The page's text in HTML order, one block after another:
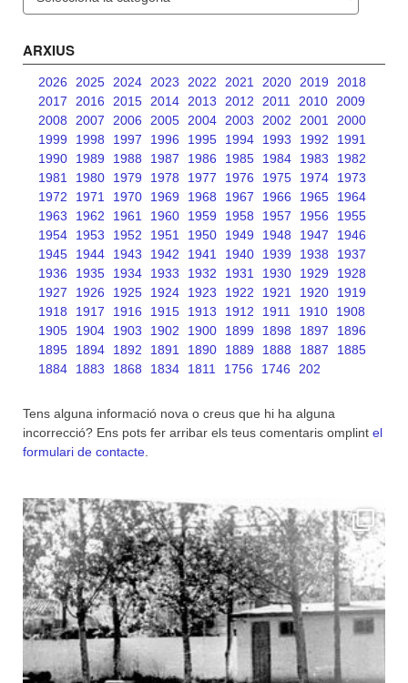
ARXIUS
2026 2025 2024 2023 2022 2021 2020 2019
2018
2017
2016 2015 2014 2013 2012 2011 2010
2009
2008
2007 2006 2005 2004 2003 2002 2001
2000
1999
1998 1997 1996 1995 1994 1993 1992
1991
1990
1989 1988 1987 1986 1985 1984 1983
1982
1981
1980 1979 1978 1977 1976 1975 1974
1973
1972
1971 1970 1969 1968 1967 1966 1965
1964
1963
1962 1961 1960 1959 1958 1957 1956
1955
1954
1953 1952 1951 1950 1949 1948 1947
1946
1945
1944 1943 1942 1941 1940 1939 1938
1937
1936
1935 1934 1933 1932 1931 1930 1929
1928
1927
1926 1925 1924 1923 1922 1921 1920
1919
1918
1917 1916 1915 1913 1912 1911 1910
1908
1905
1904 1903 1902 1900 1899 1898 1897
1896
1895
1894 1892 1891 1890 1889 1888 1887
1885
1884
1883 1868 1834 1811 1756 1746 202
Tens alguna informació nova o creus que hi ha alguna
incorrecció? Ens pots fer arribar els teus comentaris omplint el
formulari de contacte